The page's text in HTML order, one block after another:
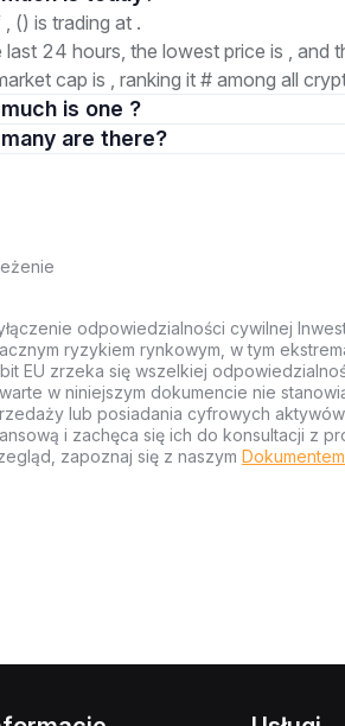
() is trading at .
last 24 hours, the lowest price is , and
cap is , ranking it # among all
much is one ?
3. How many are there?
odpowiedzialności cywilnej
ryzykiem rynkowym, w tym
EU zrzeka się wszelkiej
w niniejszym dokumencie nie
lub posiadania cyfrowych
i zachęca się ich do konsultacji z
zapoznaj się z naszym